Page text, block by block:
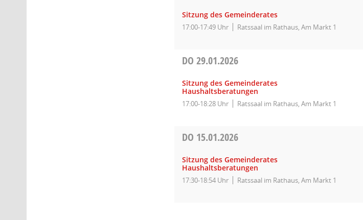
Sitzung des Gemeinderates
17:00-17:49 Uhr Ratssaal im Rathaus, Am Markt 1
DO29.01.2026
Sitzung des Gemeinderates
Haushaltsberatungen
17:00-18:28 Uhr Ratssaal im Rathaus, Am Markt 1
DO 15.01.2026
Sitzung des Gemeinderates
Haushaltsberatungen
17:30-18:54 Uhr Ratssaal im Rathaus, Am Markt 1